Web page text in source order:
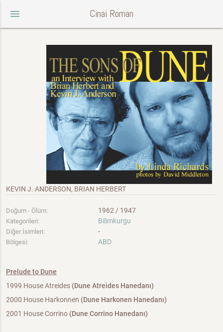
menu Cinai Roman
KEVIN J. ANDERSON, BRIAN HERBERT
Doğum - Ölüm: 1962 / 1947
Kategorileri: Bilimkurgu
Diğer İsimleri: -
Bölgesi: ABD
Prelude to Dune
1999 House Atreides (Dune Atreides Hanedanı)
2000 House Harkonnen (Dune Harkonen Hanedanı)
2001 House Corrino (Dune Corrino Hanedanı)